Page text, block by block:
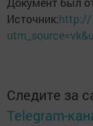
Источник:http://
Следите за
Telegram-